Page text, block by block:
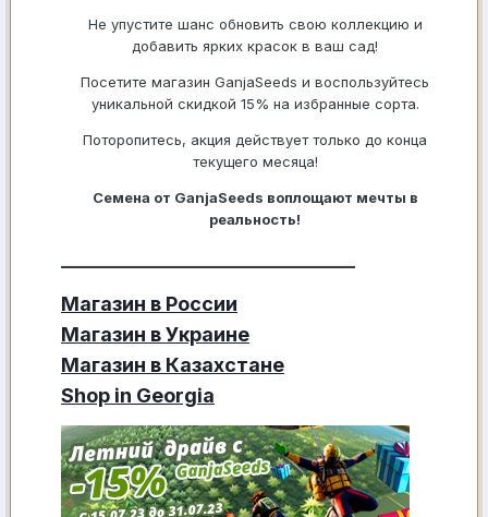
Не упустите шанс обновить свою коллекцию и
добавить ярких красок в ваш сад!
Посетите магазин GanjaSeeds и воспользуйтесь
уникальной скидкой 15% на избранные сорта.
Поторопитесь, акция действует только до конца
текущего месяца!
Семена от GanjaSeeds воплощают мечты в
реальность!
Магазин в России
Магазин в Украине
Магазин в Казахстане
Shop in Georgia